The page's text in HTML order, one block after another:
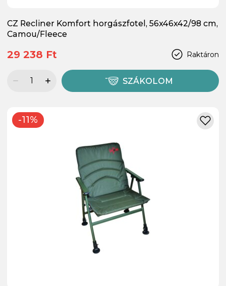
CZ Recliner Komfort horgászfotel, 56x46x42/98 cm,
Camou/Fleece
Raktáron
29 238 Ft
SZÁKOLOM
-11%